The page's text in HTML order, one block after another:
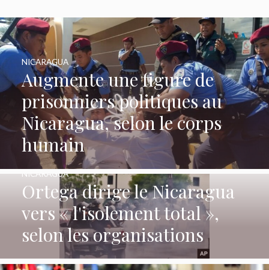
Augmente une figure de
prisonniers politiques au
Nicaragua, selon le corps
humain
NICARAGUA
Ortega dirige le Nicaragua
vers « l'isolement total »,
selon les organisations
NICARAGUA